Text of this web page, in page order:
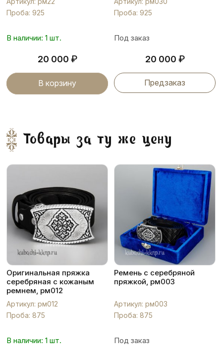
Проба: 925
В наличии: 1 шт.
20 000 ₽
В корзину
Проба: 925
Под заказ
20 000 ₽
Предзаказ
Товары за ту же цену
Оригинальная пряжка
серебряная с кожаным
ремнем, рм012
Артикул: рм012
Проба: 875
В наличии: 1 шт.
Ремень с серебряной
пряжкой, рм003
Артикул: рм003
Проба: 875
Под заказ